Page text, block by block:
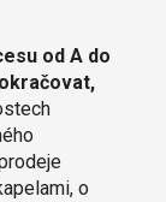
od A do
o